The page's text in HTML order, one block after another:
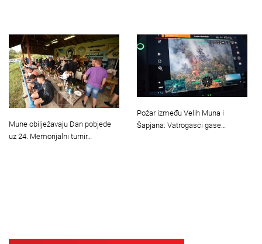
Mune obilježavaju Dan pobjede
uz 24. Memorijalni turnir…
Požar između Velih Muna i
Šapjana: Vatrogasci gase…